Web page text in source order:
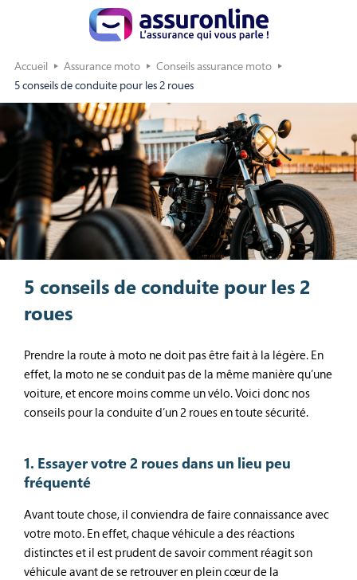
Accueil Assurance moto
Conseils assurance moto
5 conseils de conduite pour les 2 roues
5 conseils de conduite pour les 2
roues
Prendre la route à moto ne doit pas être fait à la légère. En
effet, la moto ne se conduit pas de la même manière qu’une
voiture, et encore moins comme un vélo. Voici donc nos
conseils pour la conduite d’un 2 roues en toute sécurité.
1. Essayer votre 2 roues dans un lieu peu
fréquenté
Avant toute chose, il conviendra de faire connaissance avec
votre moto. En effet, chaque véhicule a des réactions
distinctes et il est prudent de savoir comment réagit son
véhicule avant de se retrouver en plein cœur de la